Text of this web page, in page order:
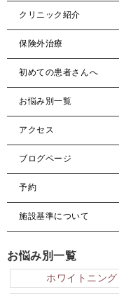
クリニック紹介
保険外治療
初めての患者さんへ
お悩み別一覧
アクセス
ブログページ
予約
施設基準について
お悩み別一覧
ホワイトニング